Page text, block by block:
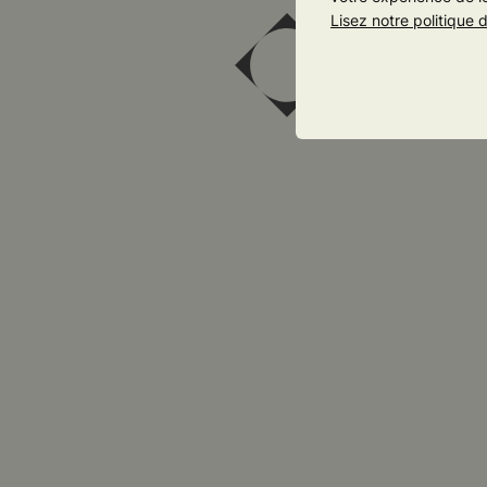
Lisez notre politique